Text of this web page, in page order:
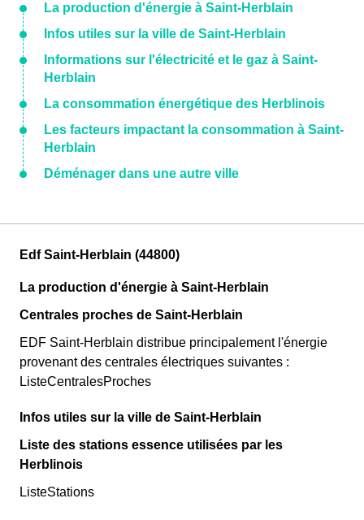
La production d'énergie à Saint-Herblain
Infos utiles sur la ville de Saint-Herblain
Informations sur l'électricité et le gaz à Saint-
Herblain
La consommation énergétique des Herblinois
Les facteurs impactant la consommation à Saint-
Herblain
Déménager dans une autre ville
Edf Saint-Herblain (44800)
La production d'énergie à Saint-Herblain
Centrales proches de Saint-Herblain
EDF Saint-Herblain distribue principalement l'énergie
provenant des centrales électriques suivantes :
ListeCentralesProches
Infos utiles sur la ville de Saint-Herblain
Liste des stations essence utilisées par les
Herblinois
ListeStations